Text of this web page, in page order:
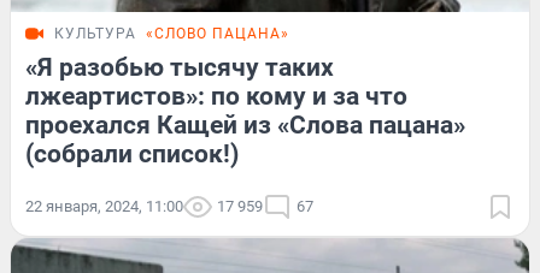
КУЛЬТУРА «СЛОВО ПАЦАНА»
«Я разобью тысячу таких
лжеартистов»: по кому и за что
проехался Кащей из «Слова пацана»
(собрали список!)
22 января, 2024, 11:00 17 959 67